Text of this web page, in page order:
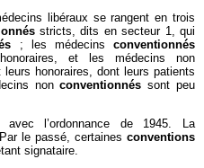
libéraux se rangent en trois
stricts, dits en secteur 1, qui
; les médecinsconventionnés
et les médecins non
honoraires, dont leurs patients
nonconventionnés sont peu
l’ordonnance de 1945. La
le passé, certaines conventions
signataire.